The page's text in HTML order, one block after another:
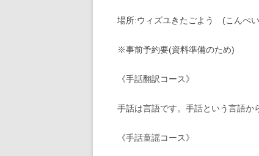
場所:ウィズユきたごよう (こんぺ
※事前予約要(資料準備のため)
《手話翻訳コース》
手話は言語です。手話という言語か
《手話童謡コース》